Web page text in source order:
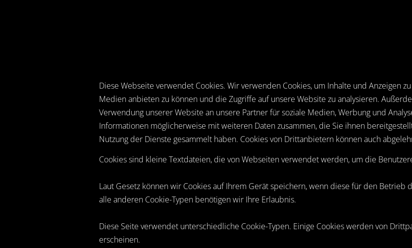
Diese Webseite verwendet Cookies. Wir verwenden Cookies, um Inhalte und Anzeigen
Medien anbieten zu können und die Zugriffe auf unsere Website zu analysieren.
Verwendung unserer Website an unsere Partner für soziale Medien, Werbung und
Informationen möglicherweise mit weiteren Daten zusammen, die Sie ihnen
Nutzung der Dienste gesammelt haben. Cookies von Drittanbietern können auch
Cookies sind kleine Textdateien, die von Webseiten verwendet werden, um die
Laut Gesetz können wir Cookies auf Ihrem Gerät speichern, wenn diese für den
alle anderen Cookie-Typen benötigen wir Ihre Erlaubnis.
Diese Seite verwendet unterschiedliche Cookie-Typen. Einige Cookies werden von
erscheinen.